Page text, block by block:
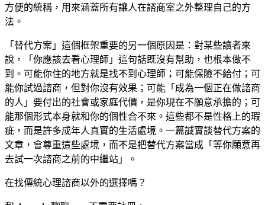
方便的統稱，用來涵蓋所有讓人在諮商室之外整理自己的方
法。
「替代方案」這個框架重要的另一個原因是：對某些讀者來
說，「你應該去看心理師」這句話既沒有幫助，也根本做不
到。可能你住的地方就是找不到心理師；可能保險不給付；可
能你試過諮商，但對你沒有效果；可能「成為一個正在做諮商
的人」要付出的社會或家庭代價，是你現在不願意承擔的；可
能那個形式本身就和你的個性合不來。這些都不是性格上的瑕
疵，而是許多成年人真實的生活處境。一篇誠實談替代方案的
文章，會尊重這些處境，而不是把替代方案當成「等你願意再
去試一次諮商之前的中繼站」。
在找傳統心理諮商以外的選擇嗎？